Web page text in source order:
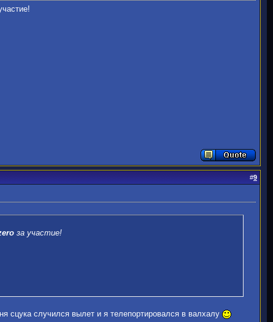
#9
за участие!
сцука случился вылет и я телепортировался в валхалу